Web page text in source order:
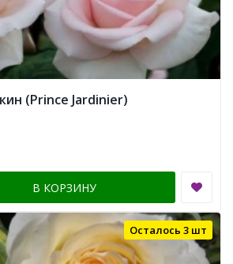
(Prince Jardinier)
В КОРЗИНУ
Осталось 3 шт